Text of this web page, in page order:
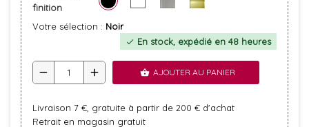
finition
Votre sélection : Noir
check En stock, expédié en 48 heures
remove add shopping_basket AJOUTER AU PANIER
Livraison 7 €, gratuite à partir de 200 € d'achat
Retrait en magasin gratuit